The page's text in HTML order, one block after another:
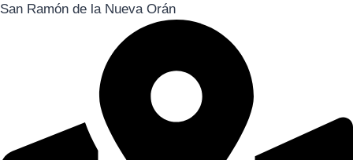
San Ramón de la Nueva Orán